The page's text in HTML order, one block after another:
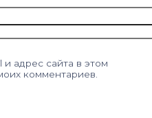
адрес сайта в этом
комментариев.